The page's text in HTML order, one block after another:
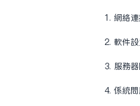
1. 网络
2. 软件
3. 服务
4. 系统